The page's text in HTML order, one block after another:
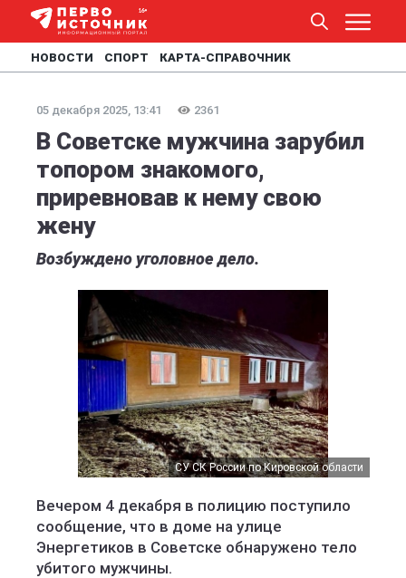
НОВОСТИ СПОРТ КАРТА-СПРАВОЧНИК
05 декабря 2025, 13:41 2361
В Советске мужчина зарубил
топором знакомого,
приревновав к нему свою
жену
Возбуждено уголовное дело.
СУ СК России по Кировской области
Вечером 4 декабря в полицию поступило
сообщение, что в доме на улице
Энергетиков в Советске обнаружено тело
убитого мужчины.